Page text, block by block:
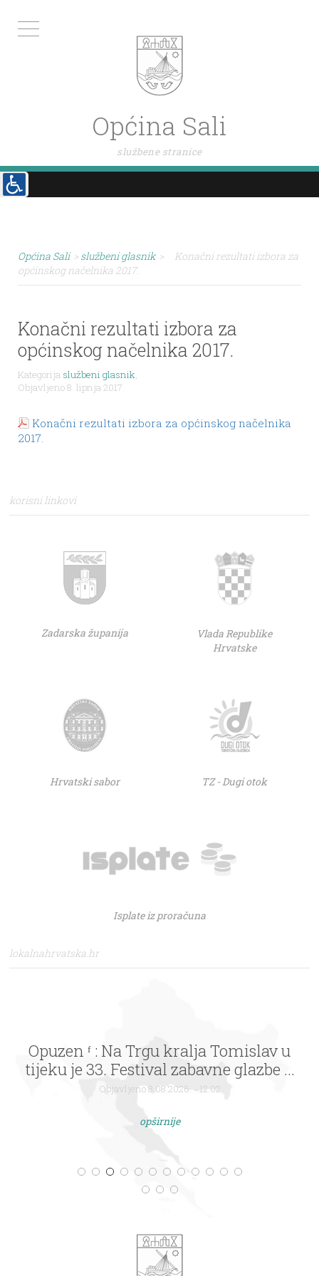
Općina Sali
službene stranice
Općina Sali > službeni glasnik >
Konačni rezultati izbora za
općinskog načelnika 2017.
Konačni rezultati izbora za
općinskog načelnika 2017.
Kategorija službeni glasnik,
Objavljeno 8. lipnja 2017.
Konačni rezultati izbora za općinskog načelnika
2017.
korisni linkovi
Zadarska županija
Vlada Republike
Hrvatske
Hrvatski sabor TZ - Dugi otok
Isplate iz proračuna
lokalnahrvatska.hr
Opuzen ᶠ : Na Trgu kralja Tomislav u
tijeku je 33. Festival zabavne glazbe ...
Objavljeno 8.08.2026. - 12:02
opširnije